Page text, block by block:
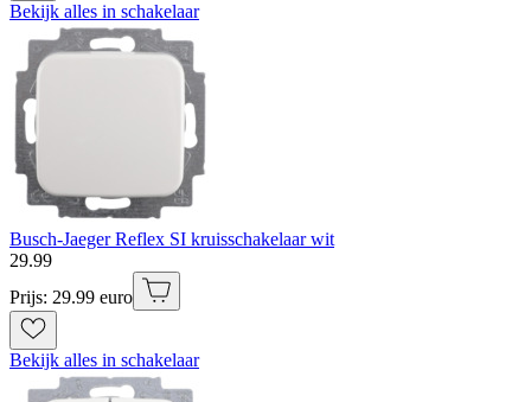
Bekijk alles in schakelaar
Busch-Jaeger Reflex SI kruisschakelaar wit
29.99
Prijs: 29.99 euro
Bekijk alles in schakelaar